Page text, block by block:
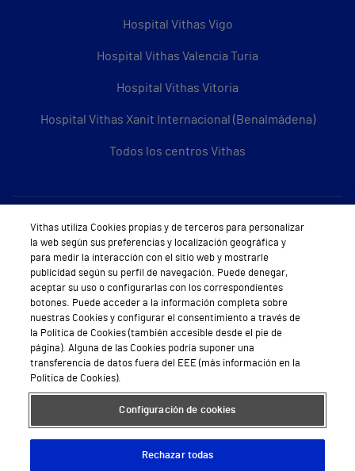
Hospital Vithas Vigo
Hospital Vithas Valencia Turia
Hospital Vithas Vitoria
Hospital Vithas Xanit Internacional (Benalmádena)
Todos los centros Vithas
Sobre Vithas
Quiénes somos
Trabajar en Vithas
Teléfono Cita Médica
Teléfono Atención al Cliente
Política de seguridad y salud en el trabajo
Conoce a Supervita
Vithas utiliza Cookies propias y de terceros para personalizar
la web según sus preferencias y localización geográfica y
para medir la interacción con el sitio web y mostrarle
publicidad según su perfil de navegación. Puede denegar,
aceptar su uso o configurarlas con los correspondientes
botones. Puede acceder a la información completa sobre
nuestras Cookies y configurar el consentimiento a través de
la Política de Cookies (también accesible desde el pie de
página). Alguna de las Cookies podría suponer una
transferencia de datos fuera del EEE (más información en la
Política de Cookies).
Configuración de cookies
Rechazar todas